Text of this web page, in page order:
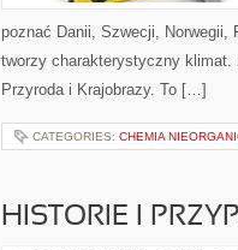
poznać Danii, Szwecji, Norwegii,
tworzy charakterystyczny klimat.
Przyroda i Krajobrazy. To […]
CATEGORIES: CHEMIA
HISTORIE I